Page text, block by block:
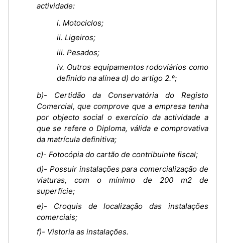
actividade:
i. Motociclos;
ii. Ligeiros;
iii. Pesados;
iv. Outros equipamentos rodoviários como
definido na alínea d) do artigo 2.º;
b)- Certidão da Conservatória do Registo
Comercial, que comprove que a empresa tenha
por objecto social o exercício da actividade a
que se refere o Diploma, válida e comprovativa
da matrícula definitiva;
c)- Fotocópia do cartão de contribuinte fiscal;
d)- Possuir instalações para comercialização de
viaturas, com o mínimo de 200 m2 de
superfície;
e)- Croquis de localização das instalações
comerciais;
f)- Vistoria as instalações.